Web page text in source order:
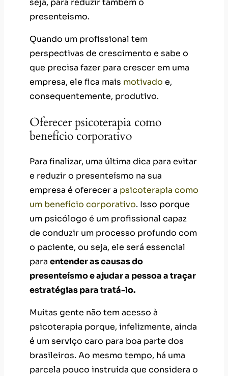
seja, para reduzir também o
presenteísmo.
Quando um profissional tem
perspectivas de crescimento e sabe o
que precisa fazer para crescer em uma
empresa, ele fica mais motivado e,
consequentemente, produtivo.
Oferecer psicoterapia como
benefício corporativo
Para finalizar, uma última dica para evitar
e reduzir o presenteísmo na sua
empresa é oferecer a psicoterapia como
um benefício corporativo. Isso porque
um psicólogo é um profissional capaz
de conduzir um processo profundo com
o paciente, ou seja, ele será essencial
para entender as causas do
presenteísmo e ajudar a pessoa a traçar
estratégias para tratá-lo.
Muitas gente não tem acesso à
psicoterapia porque, infelizmente, ainda
é um serviço caro para boa parte dos
brasileiros. Ao mesmo tempo, há uma
parcela pouco instruída que considera o